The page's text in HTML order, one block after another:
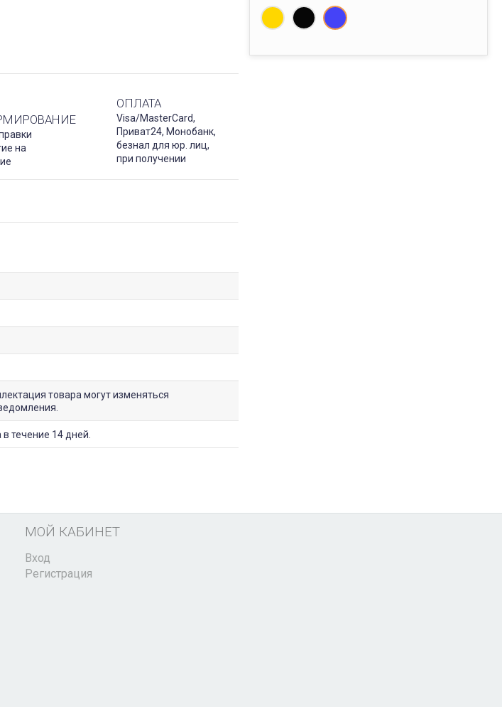
на
ОПЛАТА
Visa/MasterCard,
Приват24, Монобанк,
безнал для юр. лиц,
при получении
товара могут изменяться
течение 14 дней.
МОЙ КАБИНЕТ
Вход
Регистрация